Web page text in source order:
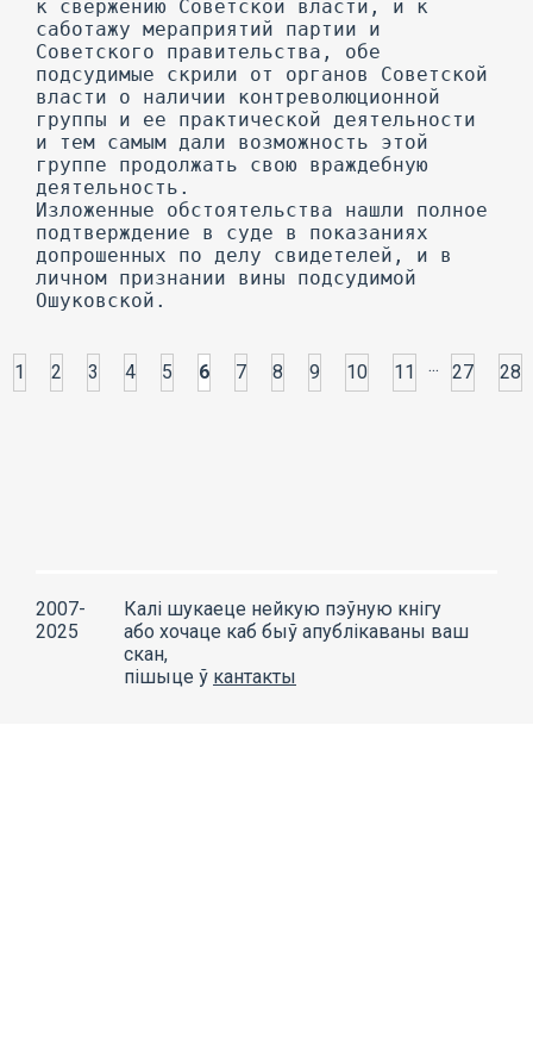
1 2 3 4 5 6 7 8 9 10 11 ... 27 28
2007-
2025
Калі шукаеце нейкую пэўную кнігу
або хочаце каб быў апублікаваны ваш
скан,
пішыце ў кантакты